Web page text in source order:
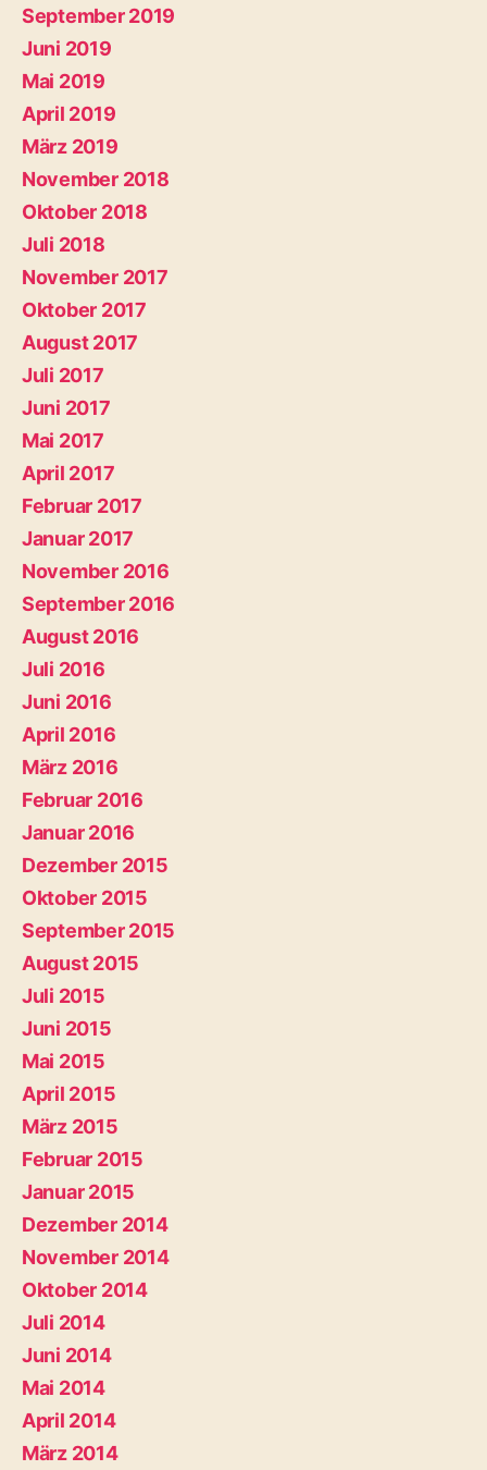
September 2019
Juni 2019
Mai 2019
April 2019
März 2019
November 2018
Oktober 2018
Juli 2018
November 2017
Oktober 2017
August 2017
Juli 2017
Juni 2017
Mai 2017
April 2017
Februar 2017
Januar 2017
November 2016
September 2016
August 2016
Juli 2016
Juni 2016
April 2016
März 2016
Februar 2016
Januar 2016
Dezember 2015
Oktober 2015
September 2015
August 2015
Juli 2015
Juni 2015
Mai 2015
April 2015
März 2015
Februar 2015
Januar 2015
Dezember 2014
November 2014
Oktober 2014
Juli 2014
Juni 2014
Mai 2014
April 2014
März 2014